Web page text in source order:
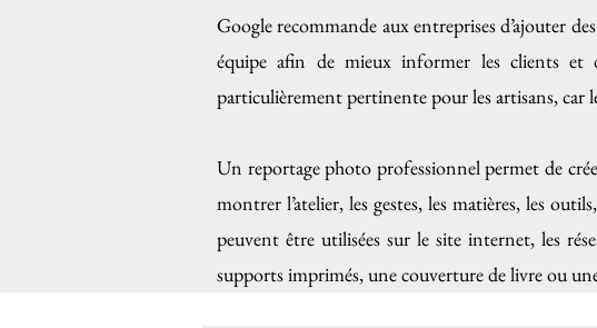
Google recommande aux entreprises d’ajouter
équipe afin de mieux informer les clients et
particulièrement pertinente pour les artisans, car
Un reportage photo professionnel permet de
montrer l’atelier, les gestes, les matières, les
peuvent être utilisées sur le site internet, les
supports imprimés, une couverture de livre ou